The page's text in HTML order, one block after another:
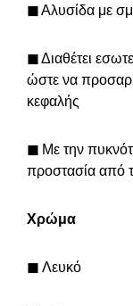
◼Αλυσίδα με
◼Διαθέτει
ώστε να
κεφαλής
◼ Με την
προστασία από
Χρώμα
◼ Λευκό